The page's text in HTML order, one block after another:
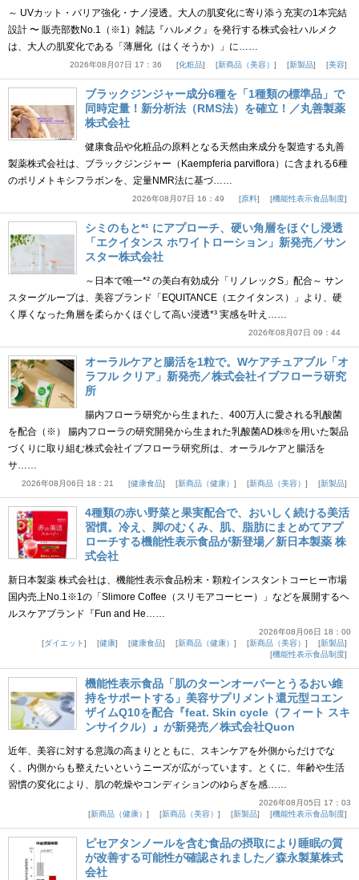
～ UVカット・バリア強化・ナノ浸透。大人の肌変化に寄り添う充実の1本完結
設計 〜 販売部数No.1（※1）雑誌『ハルメク』を発行する株式会社ハルメク
は、大人の肌変化である「薄層化（はくそうか）」に……
2026年08月07日 17：36 化粧品 新商品（美容） 新製品 美容
ブラックジンジャー成分6種を「1種類の標準品」で
同時定量！新分析法（RMS法）を確立！／丸善製薬
株式会社
健康食品や化粧品の原料となる天然由来成分を製造する丸善
製薬株式会社は、ブラックジンジャー（Kaempferia parviflora）に含まれる6種
のポリメトキシフラボンを、定量NMR法に基づ……
2026年08月07日 16：49 原料 機能性表示食品制度
シミのもと*¹ にアプローチ、硬い角層をほぐし浸透
「エクイタンス ホワイトローション」新発売／サン
スター株式会社
～日本で唯一*² の美白有効成分「リノレックS」配合～ サン
スターグループは、美容ブランド「EQUITANCE（エクイタンス）」より、硬
く厚くなった角層を柔らかくほぐして高い浸透*³ 実感を叶え……
2026年08月07日 09：44
オーラルケアと腸活を1粒で。Wケアチュアブル「オ
ラフル クリア」新発売／株式会社イブフローラ研究
所
腸内フローラ研究から生まれた、400万人に愛される乳酸菌
を配合（※） 腸内フローラの研究開発から生まれた乳酸菌AD株®を用いた製品
づくりに取り組む株式会社イブフローラ研究所は、オーラルケアと腸活を
サ……
2026年08月06日 18：21 健康食品 新商品（健康） 新商品（美容） 新製品
4種類の赤い野菜と果実配合で、おいしく続ける美活
習慣。冷え、脚のむくみ、肌、脂肪にまとめてアプ
ローチする機能性表示食品が新登場／新日本製薬 株
式会社
新日本製薬 株式会社は、機能性表示食品粉末・顆粒インスタントコーヒー市場
国内売上No.1※1の「Slimore Coffee（スリモアコーヒー）」などを展開するヘ
ルスケアブランド『Fun and He……
2026年08月06日 18：00
ダイエット
健康 健康食品 新商品（健康） 新商品（美容）
新製品
機能性表示食品制度
機能性表示食品「肌のターンオーバーとうるおい維
持をサポートする」美容サプリメント還元型コエン
ザイムQ10を配合『feat. Skin cycle（フィート スキ
ンサイクル）』が新発売／株式会社Quon
近年、美容に対する意識の高まりとともに、スキンケアを外側からだけでな
く、内側からも整えたいというニーズが広がっています。とくに、年齢や生活
習慣の変化により、肌の乾燥やコンディションのゆらぎを感……
2026年08月05日 17：03
新商品（健康）
新商品（美容） 新製品 機能性表示食品制度
ピセアタンノールを含む食品の摂取により睡眠の質
が改善する可能性が確認されました／森永製菓株式
会社